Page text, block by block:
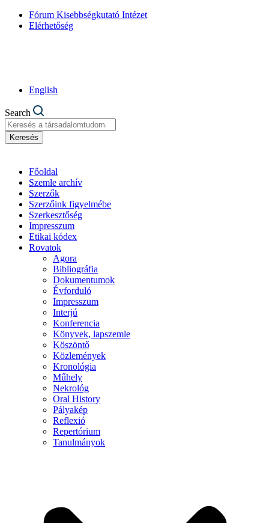
Fórum Kisebbségkutató Intézet
Elérhetőség
English
Search
Keresés
Főoldal
Szemle archív
Szerzők
Szerzőink figyelmébe
Szerkesztőség
Impresszum
Etikai kódex
Rovatok
Agora
Bibliográfia
Dokumentumok
Évforduló
Impresszum
Interjú
Konferencia
Könyvek, lapszemle
Köszöntő
Közlemények
Kronológia
Műhely
Nekrológ
Oral History
Pályakép
Reflexió
Repertórium
Tanulmányok